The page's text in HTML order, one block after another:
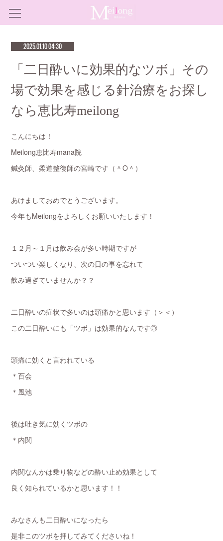
2025.01.10 04:30
「二日酔いに効果的なツボ」その
場で効果を感じる針治療をお探し
なら恵比寿meilong
こんにちは！
Meilong恵比寿mana院
鍼灸師、柔道整復師の宮崎です（＾O＾）
あけましておめでとうございます。
今年もMeilongをよろしくお願いいたします！
１２月～１月は飲み会が多い時期ですが
ついつい楽しくなり、次の日の事を忘れて
飲み過ぎていませんか？？
二日酔いの症状で多いのは頭痛かと思います（＞＜）
この二日酔いにも「ツボ」は効果的なんです◎
頭痛に効くと言われている
＊百会
＊風池
後は吐き気に効くツボの
＊内関
内関なんかは乗り物などの酔い止め効果として
良く知られているかと思います！！
みなさんも二日酔いになったら
是非このツボを押してみてくださいね！